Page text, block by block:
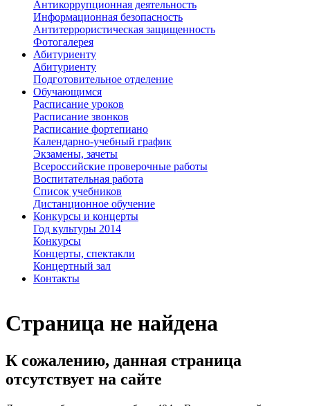
Антикоррупционная деятельность
Информационная безопасность
Антитеррористическая защищенность
Фотогалерея
Абитуриенту
Абитуриенту
Подготовительное отделение
Обучающимся
Расписание уроков
Расписание звонков
Расписание фортепиано
Календарно-учебный график
Экзамены, зачеты
Всероссийские проверочные работы
Воспитательная работа
Список учебников
Дистанционное обучение
Конкурсы и концерты
Год культуры 2014
Конкурсы
Концерты, спектакли
Концертный зал
Контакты
Страница не найдена
К сожалению, данная страница
отсутствует на сайте